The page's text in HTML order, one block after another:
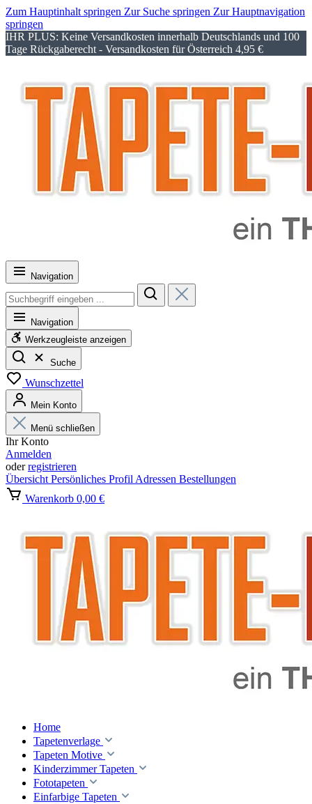
Zum Hauptinhalt springen Zur Suche springen Zur Hauptnavigation
springen
IHR PLUS: Keine Versandkosten innerhalb Deutschlands und 100
Tage Rückgaberecht - Versandkosten für Österreich 4,95 €
Navigation
Navigation
Werkzeugleiste anzeigen
Suche
Wunschzettel
Mein Konto
Menü schließen
Ihr Konto
Anmelden
oderregistrieren
Übersicht Persönliches Profil Adressen Bestellungen
Warenkorb 0,00 €
Home
Tapetenverlage
Tapeten Motive
Kinderzimmer Tapeten
Fototapeten
Einfarbige Tapeten